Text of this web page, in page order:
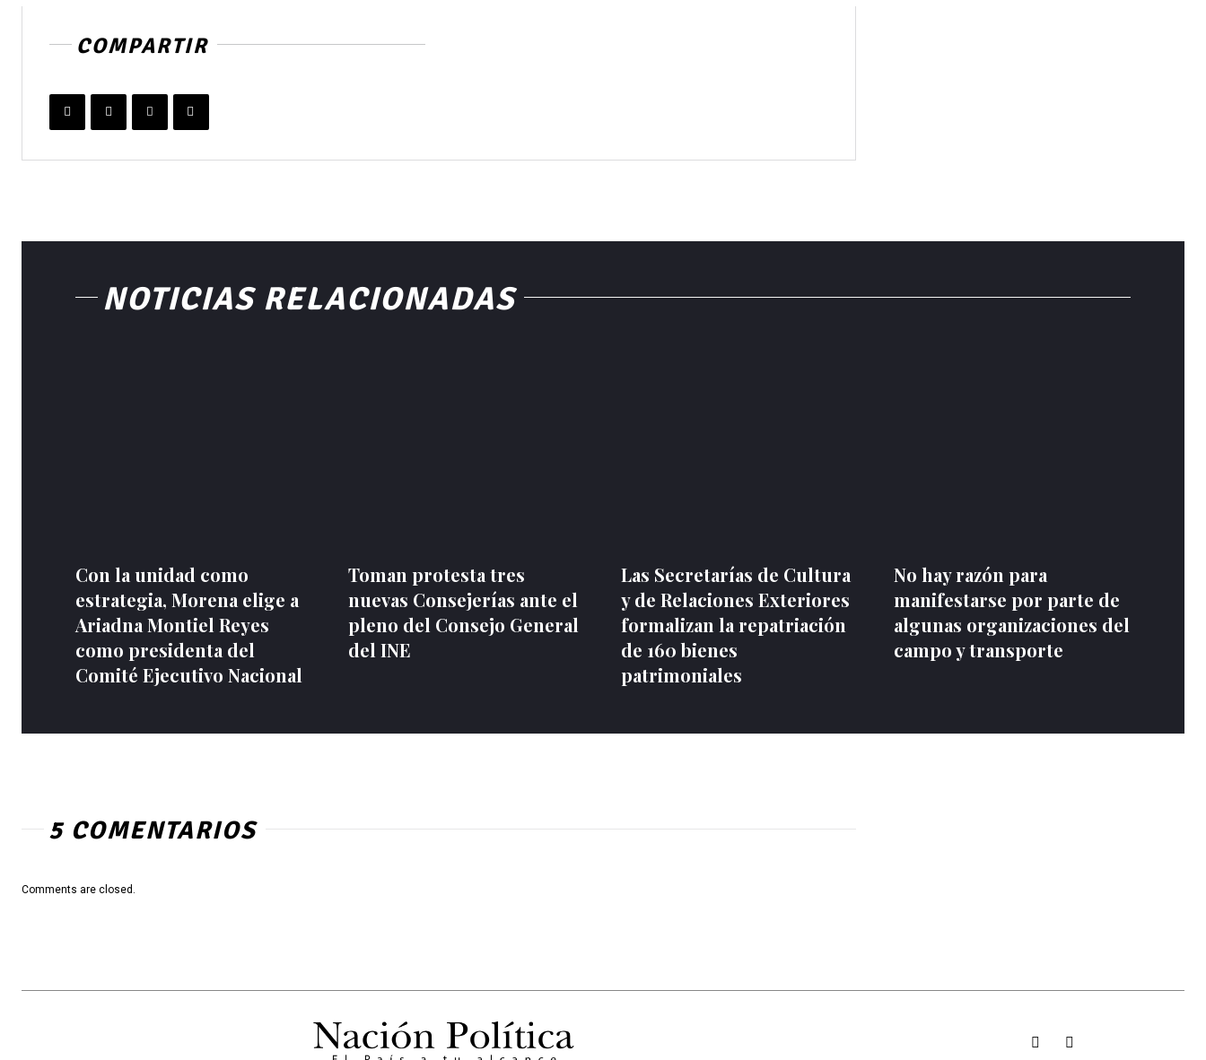
COMPARTIR
NOTICIAS RELACIONADAS
Con la unidad como
estrategia, Morena elige a
Ariadna Montiel Reyes
como presidenta del
Comité Ejecutivo Nacional
Toman protesta tres
nuevas Consejerías ante el
pleno del Consejo General
del INE
Las Secretarías de Cultura
y de Relaciones Exteriores
formalizan la repatriación
de 160 bienes
patrimoniales
No hay razón para
manifestarse por parte de
algunas organizaciones del
campo y transporte
5 COMENTARIOS
Comments are closed.